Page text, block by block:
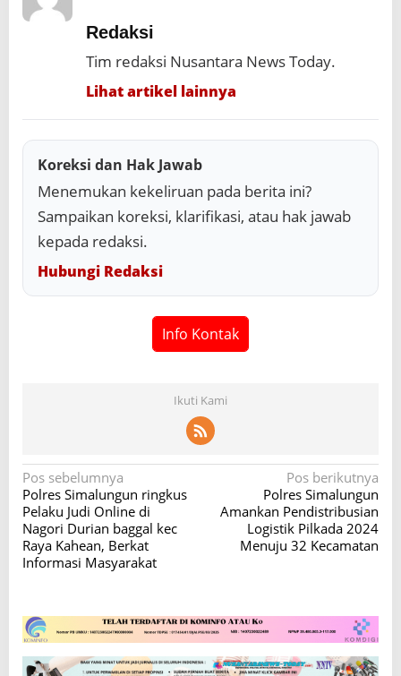
Redaksi
Tim redaksi Nusantara News Today.
Lihat artikel lainnya
Koreksi dan Hak Jawab
Menemukan kekeliruan pada berita ini?
Sampaikan koreksi, klarifikasi, atau hak jawab
kepada redaksi.
Hubungi Redaksi
Info Kontak
Ikuti Kami
N
a
v
i
s
i
Pos sebelumnya
Polres Simalungun ringkus
Pelaku Judi Online di
Nagori Durian baggal kec
Raya Kahean, Berkat
Informasi Masyarakat
Pos berikutnya
Polres Simalungun
Amankan Pendistribusian
Logistik Pilkada 2024
Menuju 32 Kecamatan